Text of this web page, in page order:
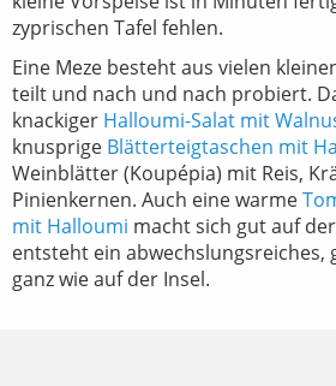
zyprischen Tafel fehlen.
Eine Meze besteht aus vielen
teilt und nach und nach probiert.
knackiger Halloumi-Salat mit
knusprige Blätterteigtaschen mit
Weinblätter (Koupépia) mit Reis,
Pinienkernen. Auch eine warme
mit Halloumi macht sich gut auf
entsteht ein abwechslungsreiches,
ganz wie auf der Insel.